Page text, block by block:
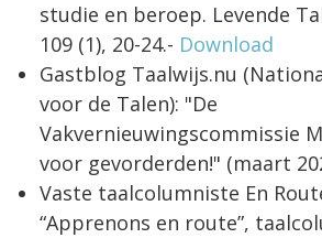
studie en beroep. Levende
109 (1), 20-24.- Download
Gastblog Taalwijs.nu
voor de Talen): "De
Vakvernieuwingscommissie
voor gevorderden!" (maart
Vaste taalcolumniste En
“Apprenons en route”,